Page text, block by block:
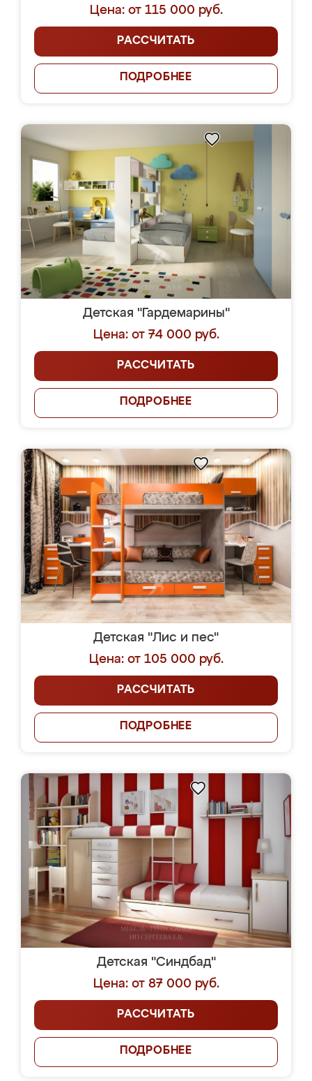
Цена: от 115 000 руб.
РАССЧИТАТЬ
ПОДРОБНЕЕ
Детская "Гардемарины"
Цена: от 74 000 руб.
РАССЧИТАТЬ
ПОДРОБНЕЕ
Детская "Лис и пес"
Цена: от 105 000 руб.
РАССЧИТАТЬ
ПОДРОБНЕЕ
Детская "Синдбад"
Цена: от 87 000 руб.
РАССЧИТАТЬ
ПОДРОБНЕЕ